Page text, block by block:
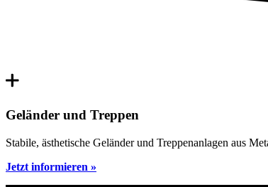
Geländer und Treppen
Stabile, ästhetische Geländer und Treppenanlagen aus
Jetzt informieren »